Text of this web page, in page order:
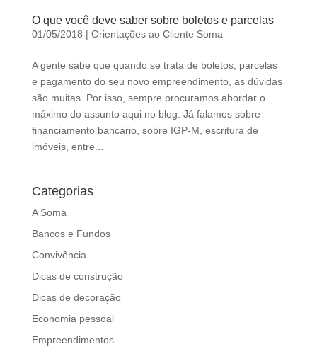
O que você deve saber sobre boletos e parcelas
01/05/2018 | Orientações ao Cliente Soma
A gente sabe que quando se trata de boletos, parcelas
e pagamento do seu novo empreendimento, as dúvidas
são muitas. Por isso, sempre procuramos abordar o
máximo do assunto aqui no blog. Já falamos sobre
financiamento bancário, sobre IGP-M, escritura de
imóveis, entre...
Categorias
A Soma
Bancos e Fundos
Convivência
Dicas de construção
Dicas de decoração
Economia pessoal
Empreendimentos